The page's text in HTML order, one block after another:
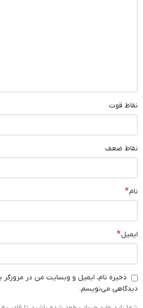
نقاط قوت
نقاط ضعف
نام*
ایمیل*
ذخیره نام، ایمیل و وبسایت من در مرورگر
دیدگاهی می‌نویسم.